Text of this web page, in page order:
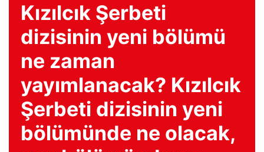
Kızılcık Şerbeti
dizisinin yeni bölümü
ne zaman
yayımlanacak? Kızılcık
Şerbeti dizisinin yeni
bölümünde ne olacak,